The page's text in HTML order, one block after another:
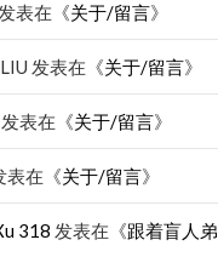
发表在《关于/留言》
发表在《关于/留言》
表在《关于/留言》
表在《关于/留言》
318 发表在《跟着盲人